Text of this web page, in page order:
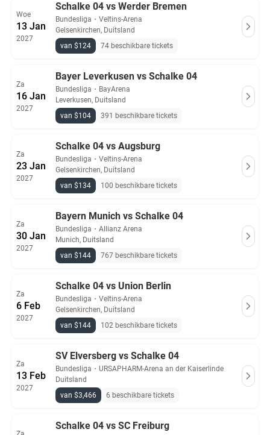
Woe
13 Jan
2027
Schalke 04 vs Werder Bremen
Bundesliga ・ Veltins-Arena
Gelsenkirchen, Duitsland
van $124
74 beschikbare tickets
Za
16 Jan
2027
Bayer Leverkusen vs Schalke 04
Bundesliga ・ BayArena
Leverkusen, Duitsland
van $104
391 beschikbare tickets
Za
23 Jan
2027
Schalke 04 vs Augsburg
Bundesliga ・ Veltins-Arena
Gelsenkirchen, Duitsland
van $134
100 beschikbare tickets
Za
30 Jan
2027
Bayern Munich vs Schalke 04
Bundesliga ・ Allianz Arena
Munich, Duitsland
van $144
767 beschikbare tickets
Za
6 Feb
2027
Schalke 04 vs Union Berlin
Bundesliga ・ Veltins-Arena
Gelsenkirchen, Duitsland
van $144
102 beschikbare tickets
Za
13 Feb
2027
SV Elversberg vs Schalke 04
Bundesliga ・ URSAPHARM-Arena an der Kaiserlinde
Duitsland
van $3,466
6 beschikbare tickets
Schalke 04 vs SC Freiburg